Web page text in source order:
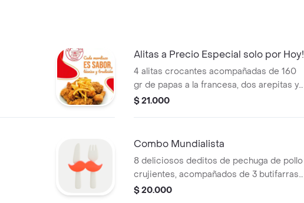
Alitas a Precio Especial solo por Hoy!
4 alitas crocantes acompañadas de 160
gr de papas a la francesa, dos arepitas y
salsa de la casa.
$ 21.000
Combo Mundialista
8 deliciosos deditos de pechuga de pollo
crujientes, acompañados de 3 butifarras
paisas (pequeños chorizos con un suave
$ 20.000